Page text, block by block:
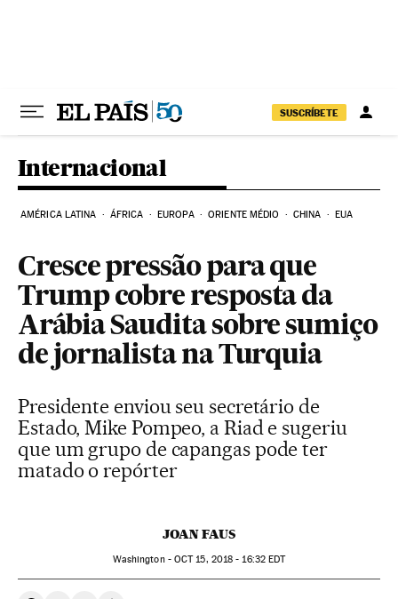
SUSCRÍBETE
Internacional
AMÉRICA LATINA ÁFRICA EUROPA ORIENTE MÉDIO CHINA EUA
Cresce pressão para que
Trump cobre resposta da
Arábia Saudita sobre sumiço
de jornalista na Turquia
Presidente enviou seu secretário de
Estado, Mike Pompeo, a Riad e sugeriu
que um grupo de capangas pode ter
matado o repórter
JOAN FAUS
Washington - OCT15, 2018 - 16:32EDT